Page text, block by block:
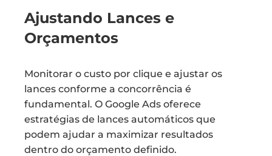
Ajustando Lances e
Orçamentos
Monitorar o custo por clique e ajustar os
lances conforme a concorrência é
fundamental. O Google Ads oferece
estratégias de lances automáticos que
podem ajudar a maximizar resultados
dentro do orçamento definido.